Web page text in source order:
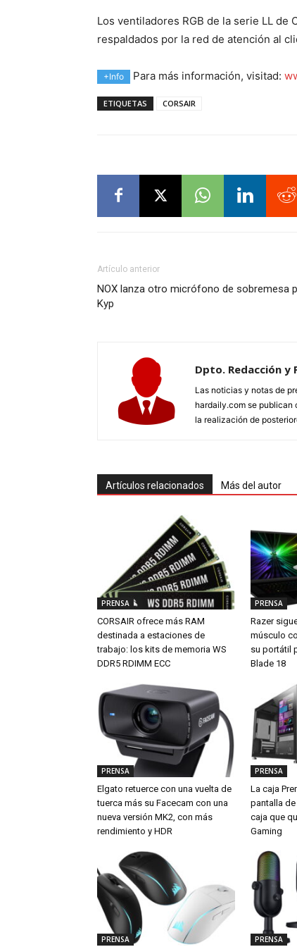
Los ventiladores RGB de la serie LL de
respaldados por la red de atención al
+Info Para más información, visitad:
ETIQUETAS CORSAIR
Artículo anterior
NOX lanza otro micrófono de sobremesa
Kyp
Dpto. Redacción y
Las noticias y notas de
hardaily.com se publican
la realización de
Artículos relacionados Más del autor
PRENSA
CORSAIR ofrece más RAM
destinada a estaciones de
trabajo: los kits de memoria WS
DDR5 RDIMM ECC
PRENSA
Razer
músculo
su portátil
Blade 18
PRENSA
Elgato retuerce con una vuelta de
tuerca más su Facecam con una
nueva versión MK2, con más
rendimiento y HDR
PRENSA
La caja
pantalla
caja que
Gaming
PRENSA PRENSA